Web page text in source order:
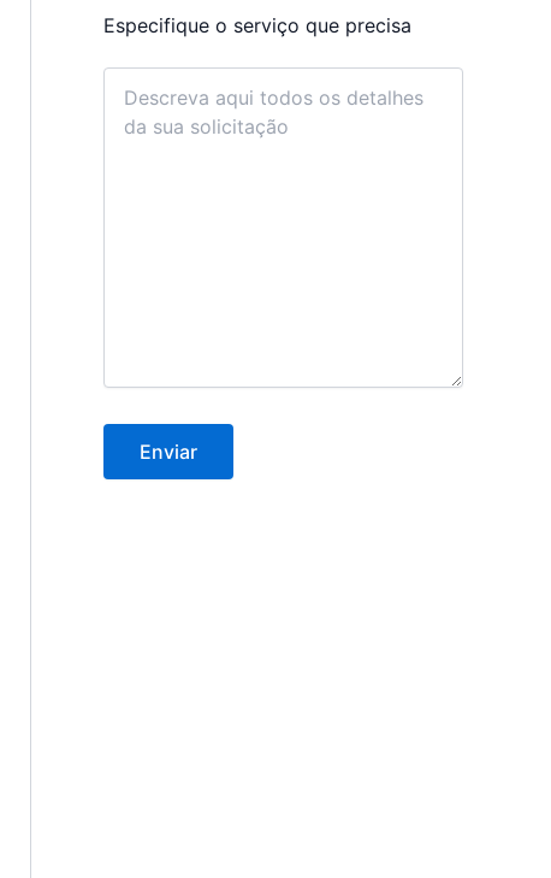
Especifique o serviço que precisa